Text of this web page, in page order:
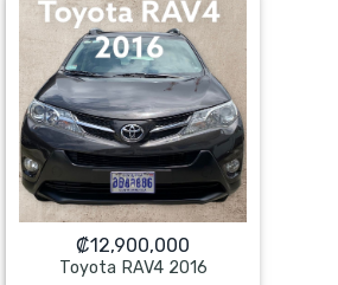
₡12,900,000
Toyota RAV4 2016